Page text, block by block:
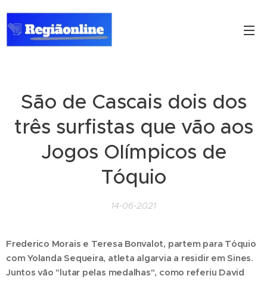
São de Cascais dois dos
três surfistas que vão aos
Jogos Olímpicos de
Tóquio
14-06-2021
Frederico Morais e Teresa Bonvalot, partem para Tóquio
com Yolanda Sequeira, atleta algarvia a residir em Sines.
Juntos vão "lutar pelas medalhas", como referiu David